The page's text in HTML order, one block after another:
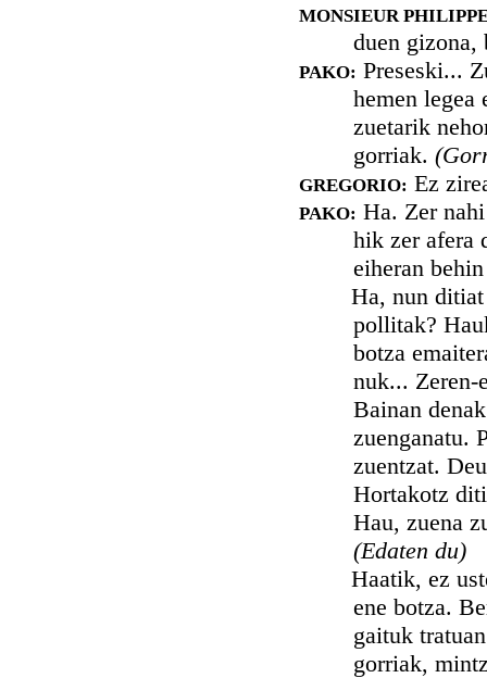
MONSIEUR
duen gizona,
PAKO: Preseski...
hemen legea
zuetarik
gorriak.
GREGORIO: Ez
PAKO: Ha. Zer
hik zer afera
eiheran
Ha, nun ditiat
pollitak?
botza
nuk... Zeren-
Bainan
zuenganatu.
zuentzat.
Hortakotz
Hau, zuena
(Edaten du)
Haatik, ez uste
ene botza.
gaituk
gorriak,